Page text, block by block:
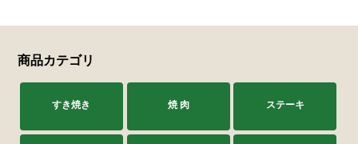
商品カテゴリ
すき焼き 焼 肉 ステーキ